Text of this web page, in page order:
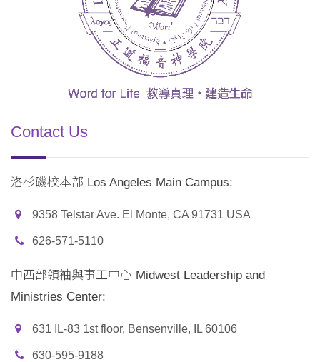
Contact Us
洛杉磯校本部 Los Angeles Main Campus:
9358 Telstar Ave. El Monte, CA 91731 USA
626-571-5110
中西部領袖與事工中心 Midwest Leadership and
Ministries Center:
631 IL-83 1st floor, Bensenville, IL 60106
630-595-9188